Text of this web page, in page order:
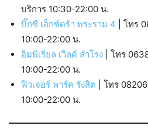
บริการ 10:30-22:00 น.
บิ๊กซี เอ็กซ์ตร้า พระราม 4 | โทร
10:00-22:00 น.
อิมพีเรียล เวิลด์ สำโรง | โทร
10:00-22:00 น.
ฟิวเจอร์ พาร์ค รังสิต | โทร
10:00-22:00 น.